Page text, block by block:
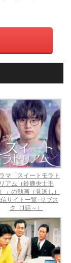
マ「スイートモラト
リアム（鈴鹿央士主
」の動画（見逃し）
サイト一覧-サブス
ク（1話～）